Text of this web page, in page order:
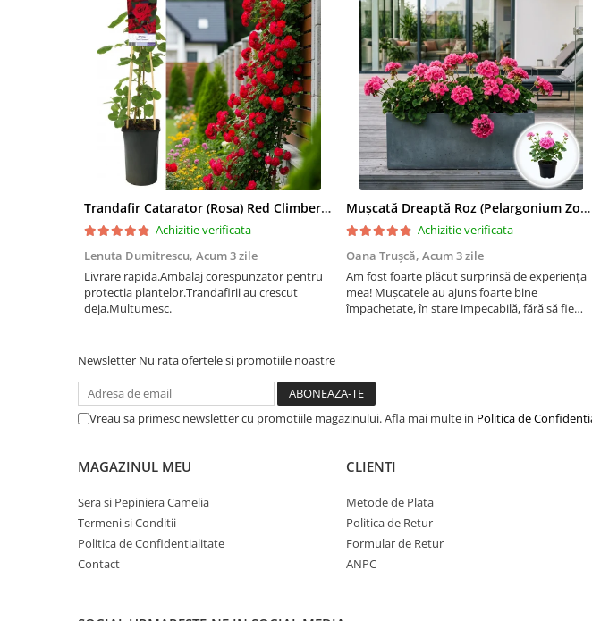
Trandafir Catarator (Rosa) Red Climber - 75cm
Achizitie verificata
Lenuta Dumitrescu, Acum 3 zile
Livrare rapida.Ambalaj corespunzator pentru
protectia plantelor.Trandafirii au crescut
deja.Multumesc.
Mușcată Dreaptă Roz (Pelargonium Zonale)
Achizitie verificata
Oana Trușcă, Acum 3 zile
Am fost foarte plăcut surprinsă de experiența
mea! Mușcatele au ajuns foarte bine
împachetate, în stare impecabilă, fără să fie
Newsletter Nu rata ofertele si promotiile noastre
Vreau sa primesc newsletter cu promotiile magazinului. Afla mai multe in Politica de
MAGAZINUL MEU
Sera si Pepiniera Camelia
Termeni si Conditii
Politica de Confidentialitate
Contact
CLIENTI
Metode de Plata
Politica de Retur
Formular de Retur
ANPC